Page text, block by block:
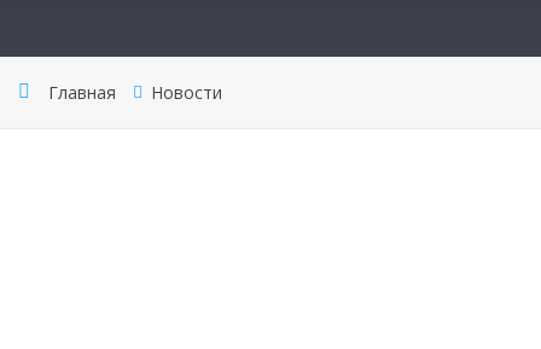
Главная Новости